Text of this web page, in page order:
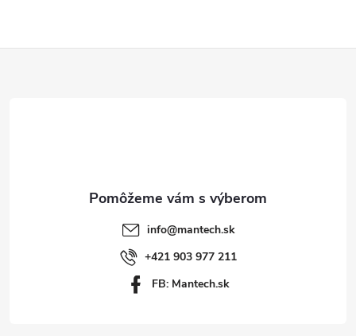
info@mantech.sk
+421 903 977 211
FB: Mantech.sk